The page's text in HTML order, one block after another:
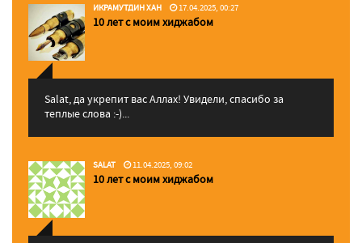
ИКРАМУТДИН ХАН 17.04.2025, 00:27
10 лет с моим хиджабом
Salat, да укрепит вас Аллаx! Увидели, спасибо за
теплые слова :-)...
SALAT 11.04.2025, 09:02
10 лет с моим хиджабом